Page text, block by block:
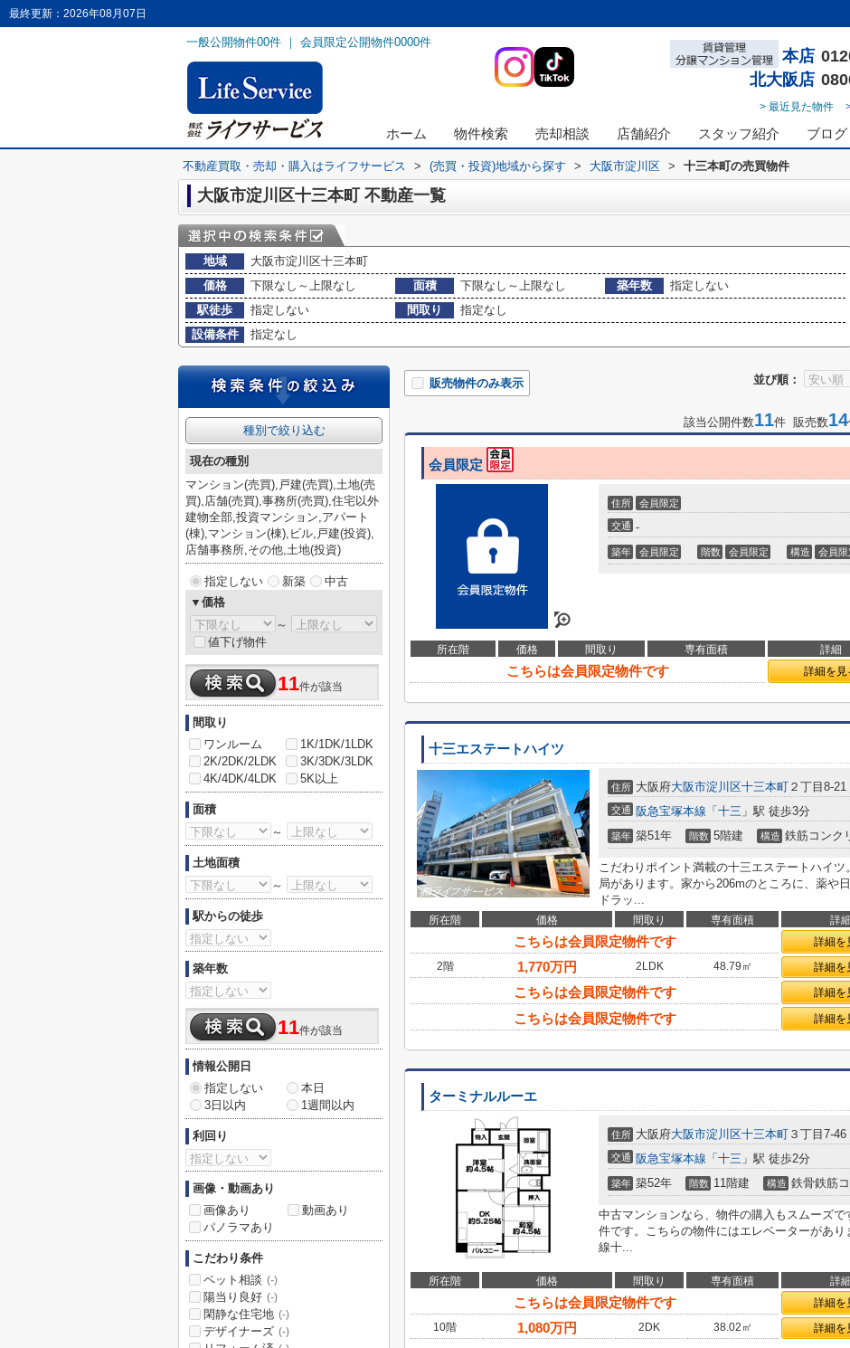
最終更新：2026年08月07日
一般公開物件00件 ｜ 会員限定公開物件0000件
本店
北大阪店
> 最近見た物件
ホーム 物件検索 売却相談 店舗紹介 スタッフ紹介 ブログ
不動産買取・売却・購入はライフサービス > (売買・投資)地域から探す > 大阪市淀川区 > 十三本町の売買物件
大阪市淀川区十三本町 不動産一覧
地域
大阪市淀川区十三本町
価格
下限なし～上限なし 面積 下限なし～上限なし 築年数
指定しない
駅徒歩
指定しない 間取り
指定なし
設備条件
指定なし
並び順：
販売物件のみ表示
該当公開件数11件 販売数14
会員限定
住所 会員限定
交通 -
築年 会員限定 階数 会員限定 構造 会員限
所在階 価格 間取り 専有面積 詳細
こちらは会員限定物件です 詳細を見
十三エステートハイツ
住所 大阪府大阪市淀川区十三本町 ２丁目8-21
交通 阪急宝塚本線 「 十三 」駅 徒歩3分
築年 築51年 階数 5階建 構造 鉄筋コンク
こだわりポイント満載の十三エステートハイ
局があります。家から206mのところに、薬や
ドラッ...
所在階 価格 間取り 専有面積 詳細
こちらは会員限定物件です 詳細を
2階
1,770万円 2LDK 48.79㎡ 詳細を
こちらは会員限定物件です 詳細を
こちらは会員限定物件です 詳細を
ターミナルルーエ
住所 大阪府大阪市淀川区十三本町 ３丁目7-46
交通 阪急宝塚本線 「 十三 」駅 徒歩2分
築年 築52年 階数 11階建 構造 鉄骨鉄筋
中古マンションなら、物件の購入もスムーズ
件です。こちらの物件にはエレベーターがあ
線十...
所在階 価格 間取り 専有面積 詳細
こちらは会員限定物件です 詳細を
10階
1,080万円 2DK 38.02㎡ 詳細を
種別で絞り込む
現在の種別
マンション(売買),戸建(売買),土地(売
買),店舗(売買),事務所(売買),住宅以外
建物全部,投資マンション,アパート
(棟),マンション(棟),ビル,戸建(投資),
店舗事務所,その他,土地(投資)
指定しない 新築
中古
▼価格
～
値下げ物件
11件が該当
間取り
ワンルーム
1K/1DK/1LDK
2K/2DK/2LDK
3K/3DK/3LDK
4K/4DK/4LDK
5K以上
面積
～
土地面積
～
駅からの徒歩
築年数
11件が該当
情報公開日
指定しない
本日
3日以内
1週間以内
利回り
画像・動画あり
画像あり
動画あり
パノラマあり
こだわり条件
ペット相談 (-)
陽当り良好 (-)
閑静な住宅地 (-)
デザイナーズ (-)